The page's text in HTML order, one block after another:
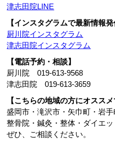
津志田院LINE
【インスタグラムで最新情報発
厨川院インスタグラム
津志田院インスタグラム
【電話予約・相談】
厨川院 019-613-9568
津志田院 019-613-3659
【こちらの地域の方にオススメ
盛岡市・滝沢市・矢巾町・岩
整骨院・鍼灸・整体・ダイエ
ぜひ、ご相談ください。